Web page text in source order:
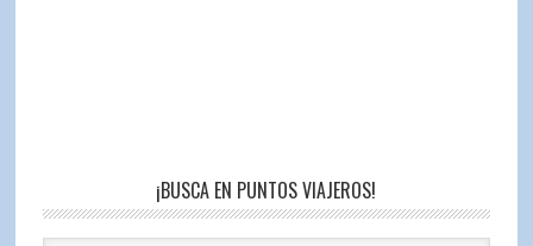
¡BUSCA EN PUNTOS VIAJEROS!